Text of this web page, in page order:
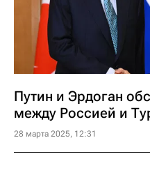
Путин и Эрдоган
между Россией и
28 марта 2025, 12:31